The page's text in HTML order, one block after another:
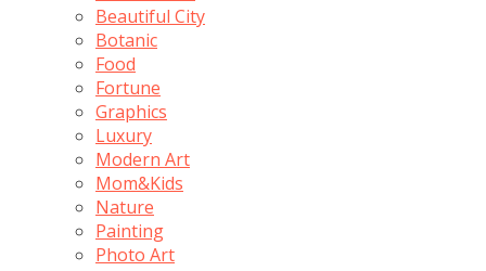
Beautiful City
Botanic
Food
Fortune
Graphics
Luxury
Modern Art
Mom&Kids
Nature
Painting
Photo Art